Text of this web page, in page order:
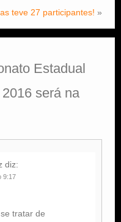
teve 27 participantes! »
Estadual
será na
diz:
9:17
tratar de